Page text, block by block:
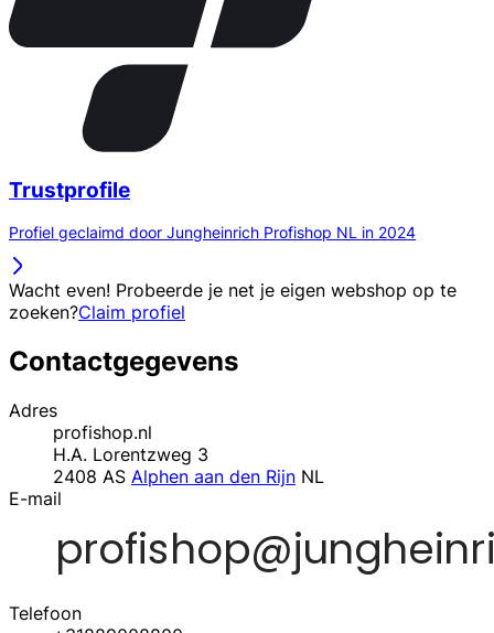
Trustprofile
Profiel geclaimd door Jungheinrich Profishop NL in 2024
Wacht even! Probeerde je net je eigen webshop op te
zoeken?Claim profiel
Contactgegevens
Adres
profishop.nl
H.A. Lorentzweg 3
2408 AS Alphen aan den Rijn NL
E-mail
Telefoon